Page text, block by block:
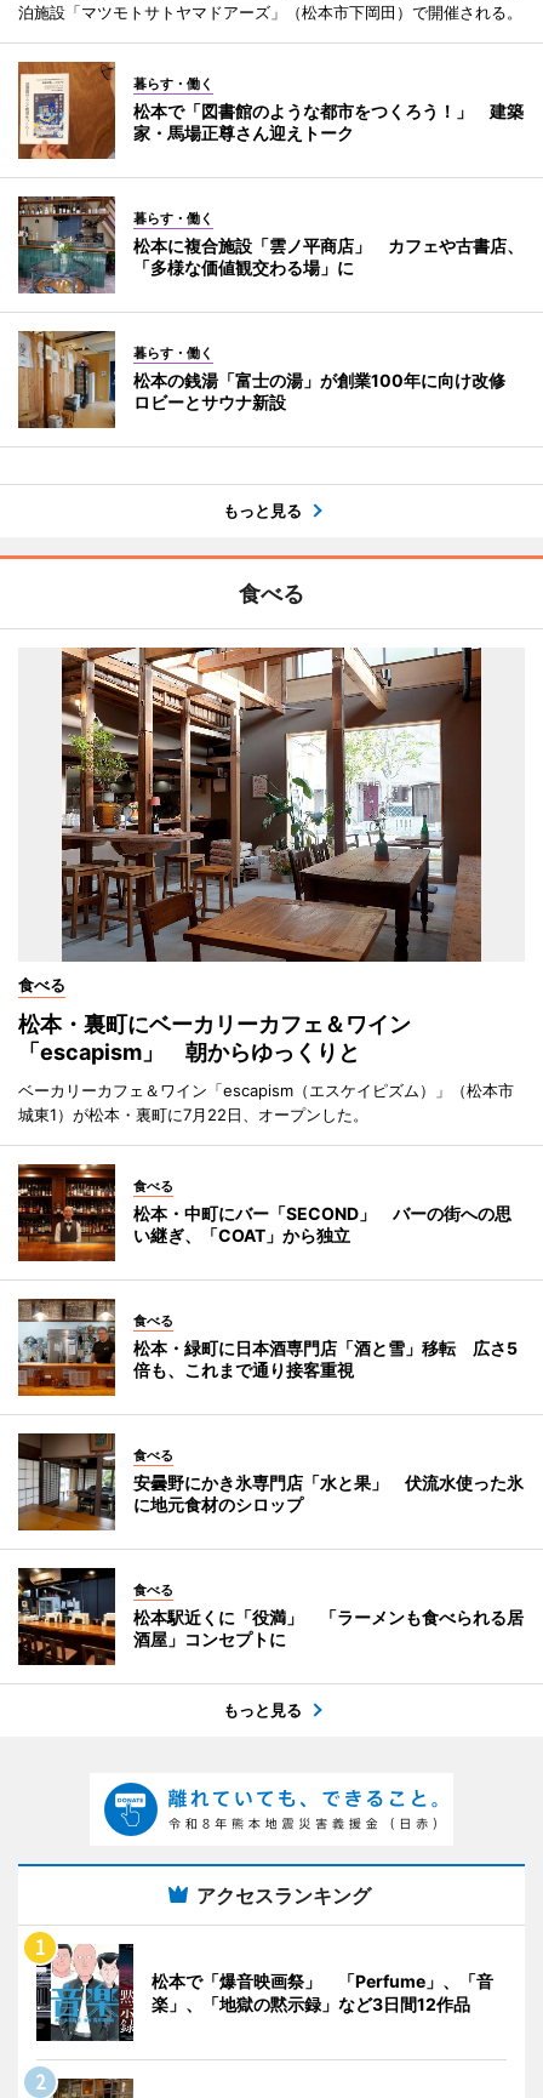
泊施設「マツモトサトヤマドアーズ」（松本市下岡田）で開催される。
暮らす・働く
松本で「図書館のような都市をつくろう！」 建築
家・馬場正尊さん迎えトーク
暮らす・働く
松本に複合施設「雲ノ平商店」 カフェや古書店、
「多様な価値観交わる場」に
暮らす・働く
松本の銭湯「富士の湯」が創業100年に向け改修
ロビーとサウナ新設
もっと見る
食べる
食べる
松本・裏町にベーカリーカフェ＆ワイン
「escapism」 朝からゆっくりと
ベーカリーカフェ＆ワイン「escapism（エスケイピズム）」（松本市
城東1）が松本・裏町に7月22日、オープンした。
食べる
松本・中町にバー「SECOND」 バーの街への思
い継ぎ、「COAT」から独立
食べる
松本・緑町に日本酒専門店「酒と雪」移転 広さ5
倍も、これまで通り接客重視
食べる
安曇野にかき氷専門店「水と果」 伏流水使った氷
に地元食材のシロップ
食べる
松本駅近くに「役満」 「ラーメンも食べられる居
酒屋」コンセプトに
もっと見る
アクセスランキング
松本で「爆音映画祭」 「Perfume」、「音
楽」、「地獄の黙示録」など3日間12作品